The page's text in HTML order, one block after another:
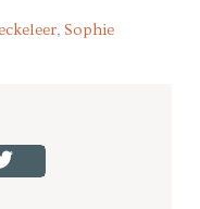
,Sophie